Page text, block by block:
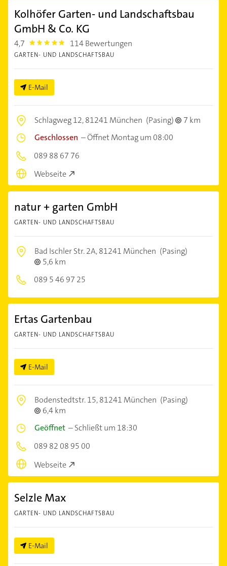
Kolhöfer Garten- und Landschaftsbau
GmbH & Co. KG
4,7 4.7000003 114 Bewertungen
GARTEN- UND LANDSCHAFTSBAU
E-Mail
Schlagweg 12,81241 München (Pasing)
7 km
Geschlossen –Öffnet Montag um 08:00
089 88 67 76
Webseite
natur + garten GmbH
GARTEN- UND LANDSCHAFTSBAU
Bad Ischler Str. 2A,81241 München (Pasing)
5,6 km
089 5 46 97 25
Ertas Gartenbau
GARTEN- UND LANDSCHAFTSBAU
E-Mail
Bodenstedtstr. 15,81241 München (Pasing)
6,4 km
Geöffnet –Schließt um 18:30
089 82 08 95 00
Webseite
Selzle Max
GARTEN- UND LANDSCHAFTSBAU
E-Mail